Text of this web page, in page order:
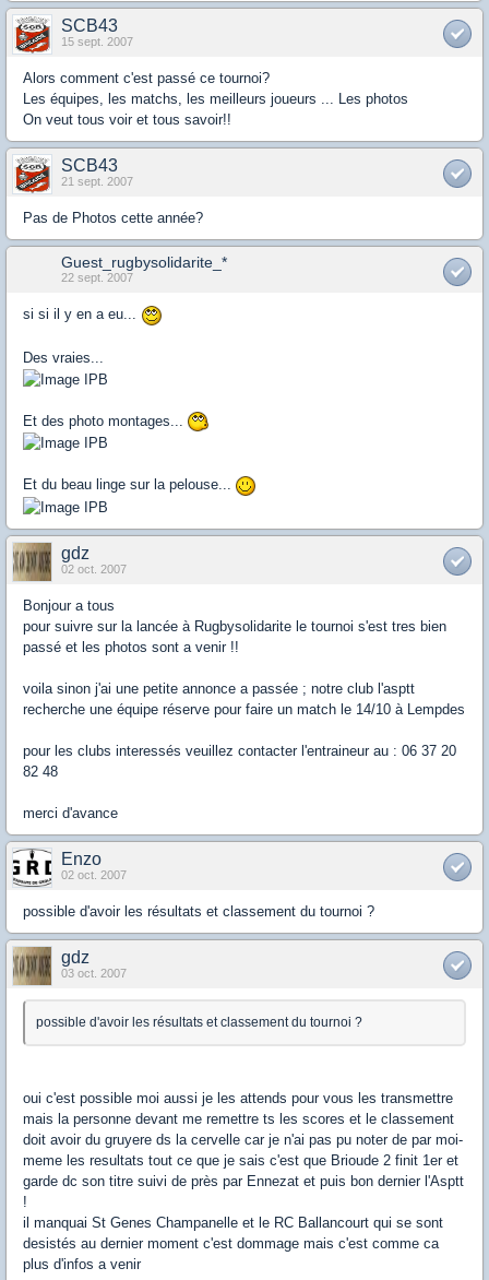
SCB43
15 sept. 2007
Alors comment c'est passé ce tournoi?
Les équipes, les matchs, les meilleurs joueurs ... Les photos
On veut tous voir et tous savoir!!
SCB43
21 sept. 2007
Pas de Photos cette année?
Guest_rugbysolidarite_*
22 sept. 2007
si si il y en a eu...
Des vraies...
Et des photo montages...
Et du beau linge sur la pelouse...
gdz
02 oct. 2007
Bonjour a tous
pour suivre sur la lancée à Rugbysolidarite le tournoi s'est tres bien
passé et les photos sont a venir !!
voila sinon j'ai une petite annonce a passée ; notre club l'asptt
recherche une équipe réserve pour faire un match le 14/10 à Lempdes
pour les clubs interessés veuillez contacter l'entraineur au : 06 37 20
82 48
merci d'avance
Enzo
02 oct. 2007
possible d'avoir les résultats et classement du tournoi ?
gdz
03 oct. 2007
possible d'avoir les résultats et classement du tournoi ?
oui c'est possible moi aussi je les attends pour vous les transmettre
mais la personne devant me remettre ts les scores et le classement
doit avoir du gruyere ds la cervelle car je n'ai pas pu noter de par moi-
meme les resultats tout ce que je sais c'est que Brioude 2 finit 1er et
garde dc son titre suivi de près par Ennezat et puis bon dernier l'Asptt
!
il manquai St Genes Champanelle et le RC Ballancourt qui se sont
desistés au dernier moment c'est dommage mais c'est comme ca
plus d'infos a venir